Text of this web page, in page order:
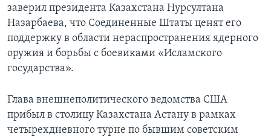
заверил президента Казахстана Нурсултана
Назарбаева, что Соединенные Штаты ценят его
поддержку в области нераспространения ядерного
оружия и борьбы с боевиками «Исламского
государства».
Глава внешнеполитического ведомства США
прибыл в столицу Казахстана Астану в рамках
четырехдневного турне по бывшим советским